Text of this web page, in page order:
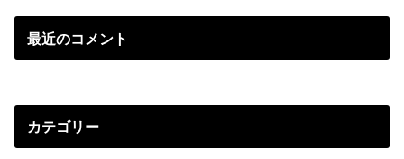
最近のコメント
カテゴリー